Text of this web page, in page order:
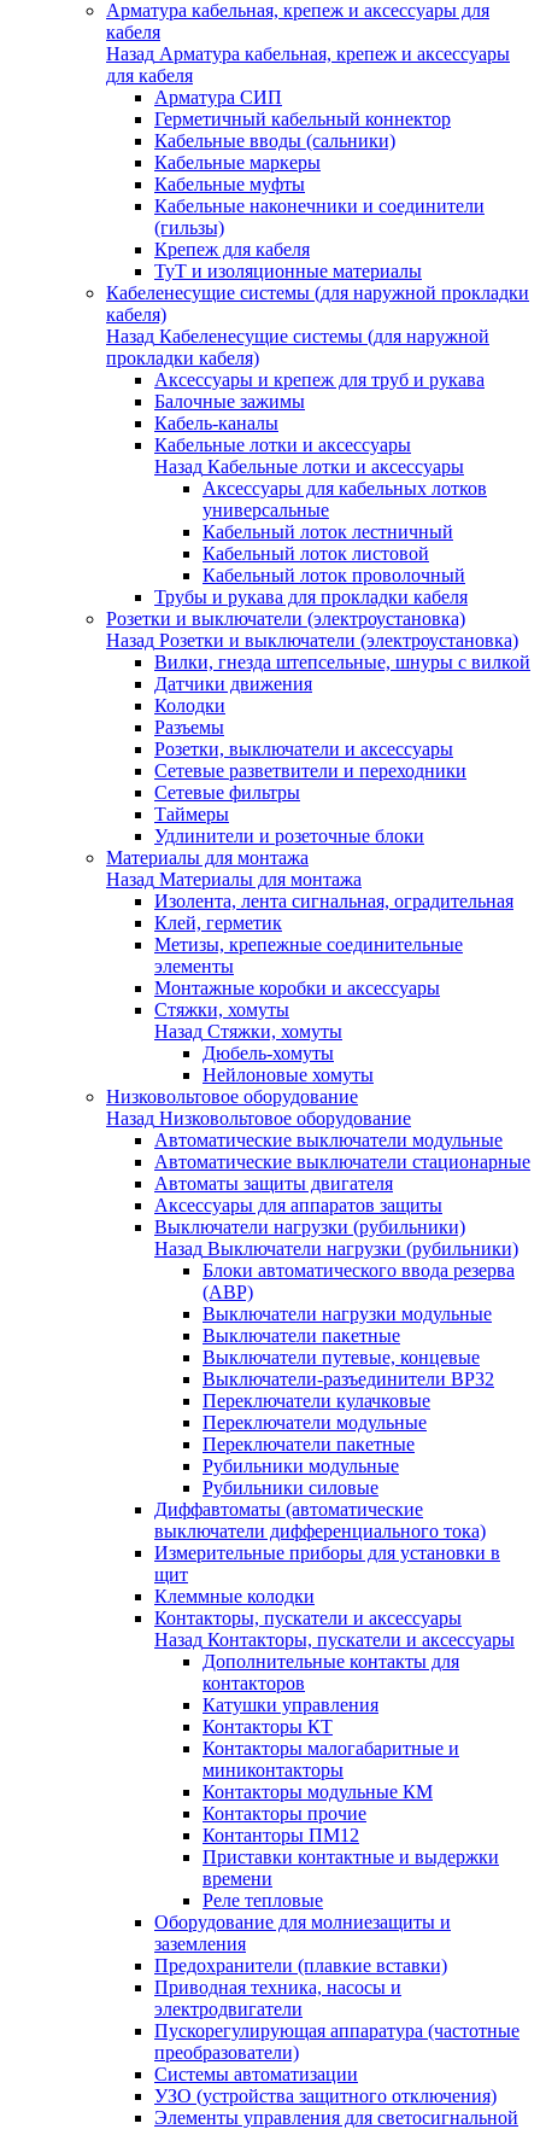
Арматура кабельная, крепеж и аксессуары для
кабеля
Назад Арматура кабельная, крепеж и аксессуары
для кабеля
Арматура СИП
Герметичный кабельный коннектор
Кабельные вводы (сальники)
Кабельные маркеры
Кабельные муфты
Кабельные наконечники и соединители
(гильзы)
Крепеж для кабеля
ТуТ и изоляционные материалы
Кабеленесущие системы (для наружной прокладки
кабеля)
Назад Кабеленесущие системы (для наружной
прокладки кабеля)
Аксессуары и крепеж для труб и рукава
Балочные зажимы
Кабель-каналы
Кабельные лотки и аксессуары
Назад Кабельные лотки и аксессуары
Аксессуары для кабельных лотков
универсальные
Кабельный лоток лестничный
Кабельный лоток листовой
Кабельный лоток проволочный
Трубы и рукава для прокладки кабеля
Розетки и выключатели (электроустановка)
Назад Розетки и выключатели (электроустановка)
Вилки, гнезда штепсельные, шнуры с вилкой
Датчики движения
Колодки
Разъемы
Розетки, выключатели и аксессуары
Сетевые разветвители и переходники
Сетевые фильтры
Таймеры
Удлинители и розеточные блоки
Материалы для монтажа
Назад Материалы для монтажа
Изолента, лента сигнальная, оградительная
Клей, герметик
Метизы, крепежные соединительные
элементы
Монтажные коробки и аксессуары
Стяжки, хомуты
Назад Стяжки, хомуты
Дюбель-хомуты
Нейлоновые хомуты
Низковольтовое оборудование
Назад Низковольтовое оборудование
Автоматические выключатели модульные
Автоматические выключатели стационарные
Автоматы защиты двигателя
Аксессуары для аппаратов защиты
Выключатели нагрузки (рубильники)
Назад Выключатели нагрузки (рубильники)
Блоки автоматического ввода резерва
(АВР)
Выключатели нагрузки модульные
Выключатели пакетные
Выключатели путевые, концевые
Выключатели-разъединители ВР32
Переключатели кулачковые
Переключатели модульные
Переключатели пакетные
Рубильники модульные
Рубильники силовые
Диффавтоматы (автоматические
выключатели дифференциального тока)
Измерительные приборы для установки в
щит
Клеммные колодки
Контакторы, пускатели и аксессуары
Назад Контакторы, пускатели и аксессуары
Дополнительные контакты для
контакторов
Катушки управления
Контакторы КТ
Контакторы малогабаритные и
миниконтакторы
Контакторы модульные КМ
Контакторы прочие
Контанторы ПМ12
Приставки контактные и выдержки
времени
Реле тепловые
Оборудование для молниезащиты и
заземления
Предохранители (плавкие вставки)
Приводная техника, насосы и
электродвигатели
Пускорегулирующая аппаратура (частотные
преобразователи)
Системы автоматизации
УЗО (устройства защитного отключения)
Элементы управления для светосигнальной